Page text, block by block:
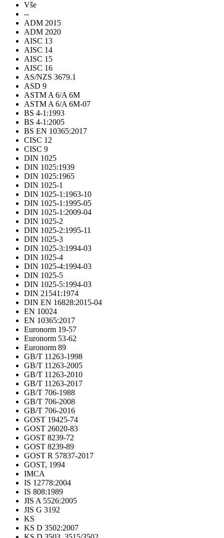
Vše
--
ADM 2015
ADM 2020
AISC 13
AISC 14
AISC 15
AISC 16
AS/NZS 3679.1
ASD 9
ASTM A 6/A 6M
ASTM A 6/A 6M-07
BS 4-1:1993
BS 4-1:2005
BS EN 10365:2017
CISC 12
CISC 9
DIN 1025
DIN 1025:1939
DIN 1025:1965
DIN 1025-1
DIN 1025-1:1963-10
DIN 1025-1:1995-05
DIN 1025-1:2009-04
DIN 1025-2
DIN 1025-2:1995-11
DIN 1025-3
DIN 1025-3:1994-03
DIN 1025-4
DIN 1025-4:1994-03
DIN 1025-5
DIN 1025-5:1994-03
DIN 21541:1974
DIN EN 16828:2015-04
EN 10024
EN 10365:2017
Euronorm 19-57
Euronorm 53-62
Euronorm 89
GB/T 11263-1998
GB/T 11263-2005
GB/T 11263-2010
GB/T 11263-2017
GB/T 706-1988
GB/T 706-2008
GB/T 706-2016
GOST 19425-74
GOST 26020-83
GOST 8239-72
GOST 8239-89
GOST R 57837-2017
GOST, 1994
IMCA
IS 12778:2004
IS 808:1989
JIS A 5526:2005
JIS G 3192
KS
KS D 3502:2007